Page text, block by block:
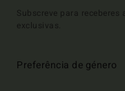
Subscreve para
exclusivas.
Preferência de género